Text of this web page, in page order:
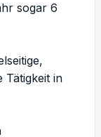
sogar 6
Tätigkeit in